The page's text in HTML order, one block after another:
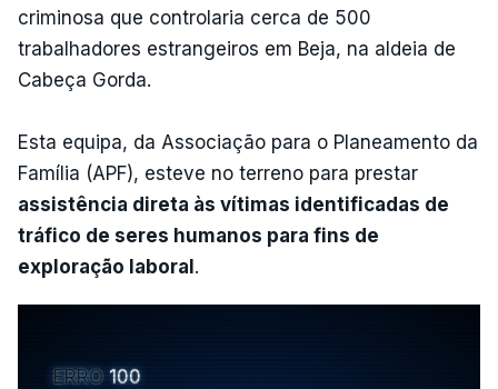
criminosa que controlaria cerca de 500
trabalhadores estrangeiros em Beja, na aldeia de
Cabeça Gorda.
Esta equipa, da Associação para o Planeamento da
Família (APF), esteve no terreno para prestar
assistência direta às vítimas identificadas de
tráfico de seres humanos para fins de
exploração laboral.
ERRO 100